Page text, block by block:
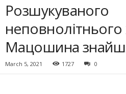
Розшукуваного
Мацошина
March 5, 2021 1727 0